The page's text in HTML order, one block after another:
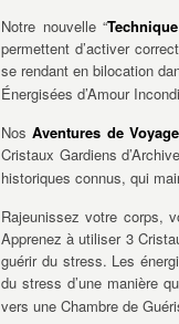
Notre nouvelle “
permettent d’activer
se rendant en bilocation
Énergisées d’Amour
NosAventures de
Cristaux Gardiens
historiques connus, qui
Rajeunissez votre corps,
Apprenez à utiliser 3
guérir du stress. Les
du stress d’une manière
vers une Chambre de